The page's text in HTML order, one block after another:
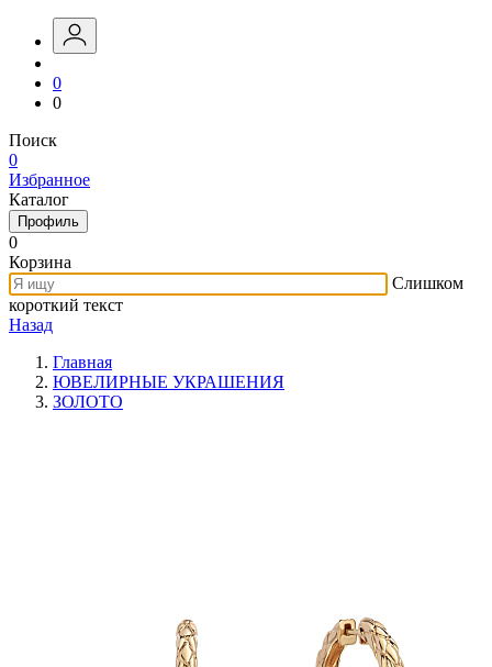
0
0
Поиск
0
Избранное
Каталог
Профиль
0
Корзина
Слишком
короткий текст
Назад
Главная
ЮВЕЛИРНЫЕ УКРАШЕНИЯ
ЗОЛОТО